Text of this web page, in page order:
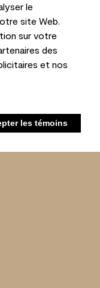
le
site Web.
sur votre
des
et nos
les témoins